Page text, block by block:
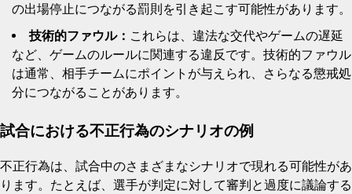
の出場停止につながる罰則を引き起こす可能性があります。
技術的ファウル： これらは、違法な交代やゲームの遅延
など、ゲームのルールに関連する違反です。技術的ファウル
は通常、相手チームにポイントが与えられ、さらなる懲戒処
分につながることがあります。
試合における不正行為のシナリオの例
不正行為は、試合中のさまざまなシナリオで現れる可能性があ
ります。たとえば、選手が判定に対して審判と過度に議論する